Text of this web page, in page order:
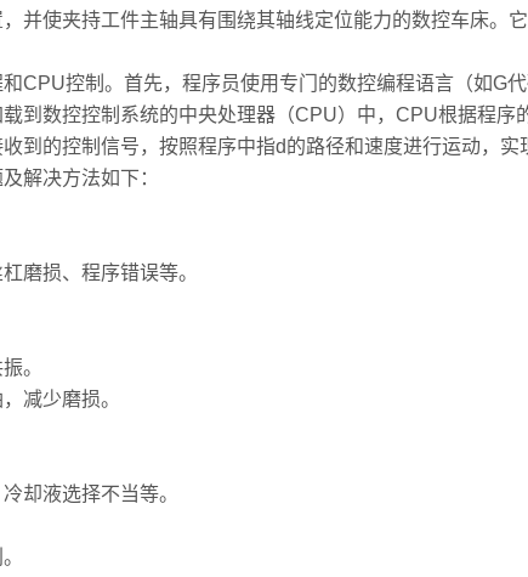
并使夹持工件主轴具有围绕其轴线定位能力的数控车床。
控制。首先，程序员使用专门的数控编程语言（如G
到数控控制系统的中央处理器（CPU）中，CPU根据程
到的控制信号，按照程序中指d的路径和速度进行运动，实
解决方法如下：
损、程序错误等。
。
减少磨损。
却液选择不当等。